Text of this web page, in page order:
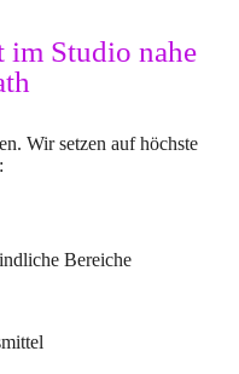
Studio nahe
Wir setzen auf höchste
Bereiche